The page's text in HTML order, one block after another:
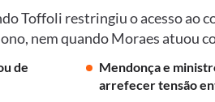
Toffoli restringiu o acesso ao
nem quando Moraes atuou
de
Mendonça e
arrefecer tensão